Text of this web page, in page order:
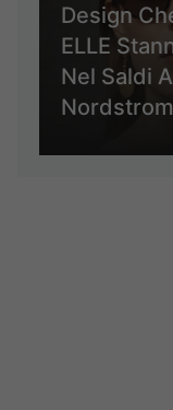
Design
ELLE
Nel Saldi
Nordstrom